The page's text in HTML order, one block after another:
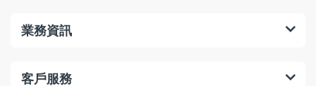
業務資訊
客戶服務